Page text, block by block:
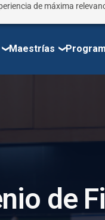
de máxima
Maestrías
nio de Fi